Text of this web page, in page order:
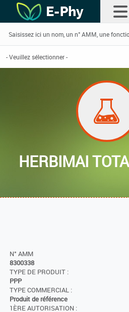
HERBIMAI
N° AMM
8300338
TYPE DE PRODUIT :
PPP
TYPE COMMERCIAL :
Produit de référence
1ÈRE AUTORISATION :